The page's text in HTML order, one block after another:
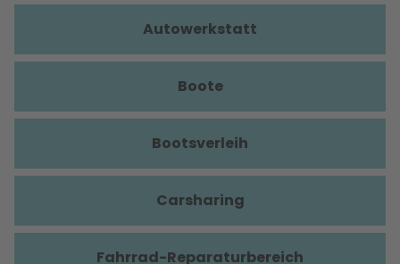
Autowerkstatt
Boote
Bootsverleih
Carsharing
Fahrrad-Reparaturbereich